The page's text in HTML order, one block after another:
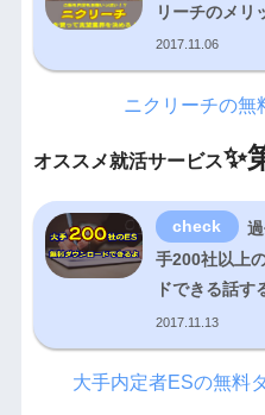
リーチのメリ
2017.11.06
ニクリーチの無
オススメ就活サービス✨
手200社以上
ドできる話す
2017.11.13
大手内定者ESの無料